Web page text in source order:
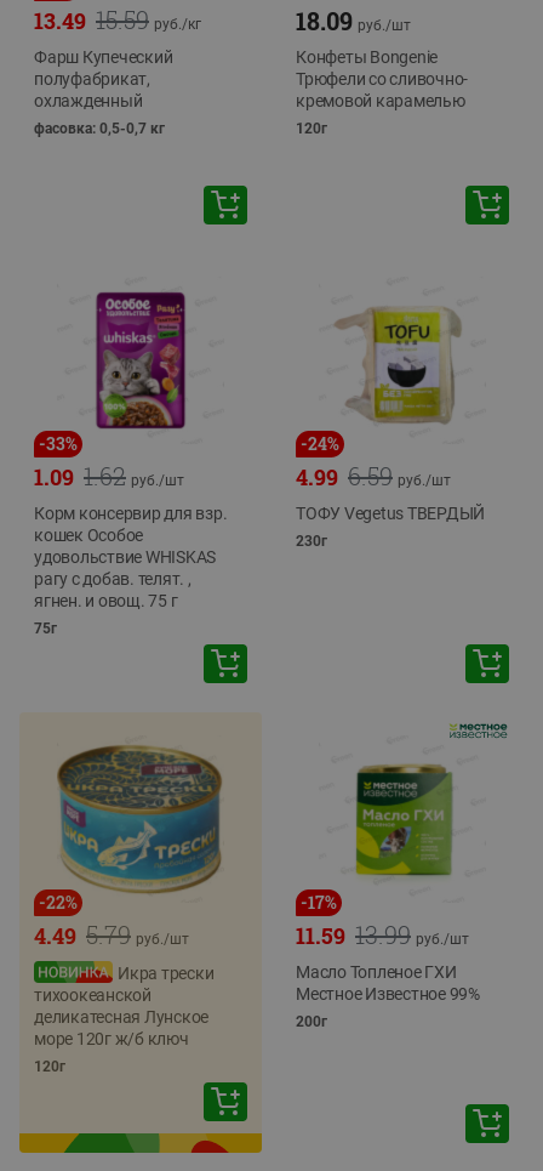
15.59
13.49 руб./кг
Фарш Купеческий
полуфабрикат,
охлажденный
фасовка: 0,5-0,7 кг
18.09 руб./шт
Конфеты Bongenie
Трюфели со сливочно-
кремовой карамелью
120г
-33%
1.62
1.09 руб./шт
Корм консервир для взр.
кошек Особое
удовольствие WHISKAS
рагу с добав. телят. ,
ягнен. и овощ. 75 г
75г
-24%
6.59
4.99 руб./шт
ТОФУ Vegetus ТВЕРДЫЙ
230г
-22%
5.79
4.49 руб./шт
Икра трески
тихоокеанской
деликатесная Лунское
море 120г ж/б ключ
120г
-17%
13.99
11.59 руб./шт
Масло Топленое ГХИ
Местное Известное 99%
200г